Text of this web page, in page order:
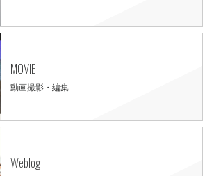
MOVIE
動画撮影・編集
Weblog